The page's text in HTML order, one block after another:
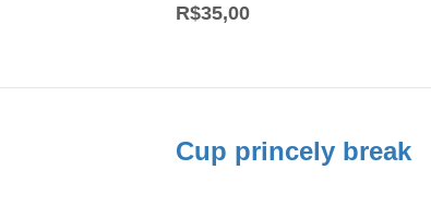
R$35,00
Cup princely break